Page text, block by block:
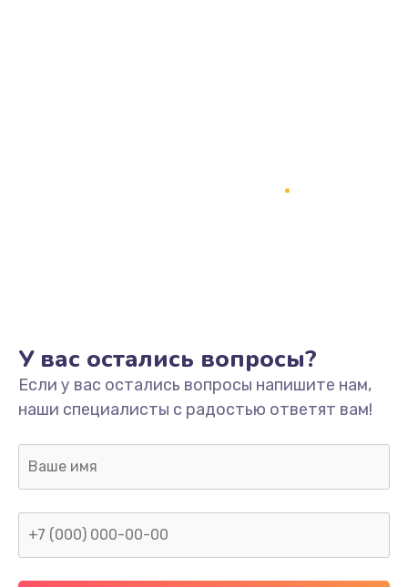
У вас остались вопросы?
Если у вас остались вопросы напишите нам,
наши специалисты с радостью ответят вам!